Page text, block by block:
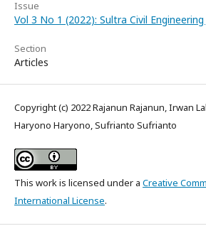
Issue
Vol 3 No 1 (2022): Sultra Civil Engineering
Section
Articles
Copyright (c) 2022 Rajanun Rajanun, Irwan
Haryono Haryono, Sufrianto Sufrianto
This work is licensed under a Creative
International License.